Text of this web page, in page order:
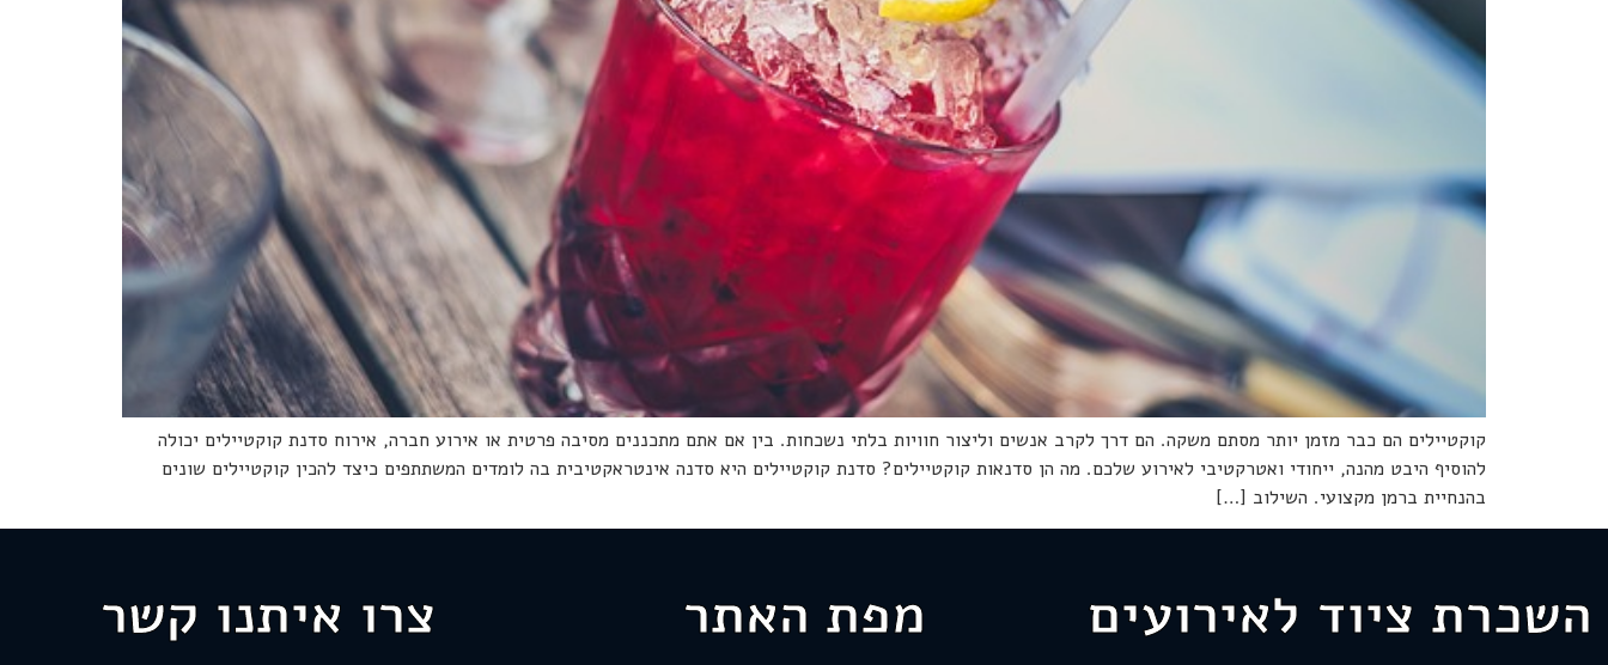
קוקטיילים הם כבר מזמן יותר מסתם משקה. הם דרך לקרב אנשים וליצור חוויות בלתי נשכחות. בין אם אתם מתכננים מסיבה פרטית או אירוע חברה, אירוח סדנת קוקטיילים יכולה
להוסיף היבט מהנה, ייחודי ואטרקטיבי לאירוע שלכם. מה הן סדנאות קוקטיילים? סדנת קוקטיילים היא סדנה אינטראקטיבית בה לומדים המשתתפים כיצד להכין קוקטיילים שונים
בהנחיית ברמן מקצועי. השילוב […]
השכרת ציוד לאירועים מפת האתר צרו איתנו קשר